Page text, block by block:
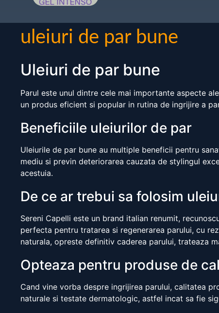
uleiuri de par bune
Uleiuri de par bune
Parul este unul dintre cele mai importante aspecte
un produs eficient si popular in rutina de ingrijire a
Beneficiile uleiurilor de par
Uleiurile de par bune au multiple beneficii pentru
mediu si previn deteriorarea cauzata de stylingul
acestuia.
De ce ar trebui sa folosim
Sereni Capelli este un brand italian renumit,
perfecta pentru tratarea si regenerarea parului, cu
naturala, opreste definitiv caderea parului, trateaza
Opteaza pentru produse de
Cand vine vorba despre ingrijirea parului, calitatea
naturale si testate dermatologic, astfel incat sa fie